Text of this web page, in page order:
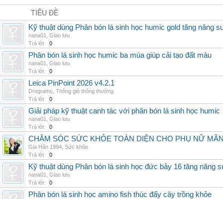
TIÊU ĐỀ
Kỹ thuật dùng Phân bón lá sinh học humic gold tăng năng
nana01
Giao lưu
Trả lời:
0
Phân bón lá sinh học humic ba mùa giúp cải tạo đất màu
nana01
Giao lưu
Trả lời:
0
Leica PinPoint 2026 v4.2.1
Drograms Thông gió thông thường
Trả lời:
0
Giải pháp kỹ thuật canh tác với phân bón lá sinh học humic
nana01
Giao lưu
Trả lời:
0
CHĂM SÓC SỨC KHỎE TOÀN DIỆN CHO PHỤ NỮ
Gia Hân 1994 Sức khỏe
Trả lời:
0
Kỹ thuật dùng Phân bón lá sinh học đức bảy 16 tăng năng
nana01
Giao lưu
Trả lời:
0
Phân bón lá sinh học amino fish thúc đẩy cây trồng khỏe